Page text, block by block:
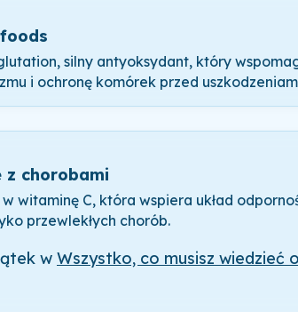
silny antyoksydant, który
i ochronę komórek przed
z chorobami
witaminę C, która wspiera układ
przewlekłych chorób.
w Wszystko, co musisz wiedzieć